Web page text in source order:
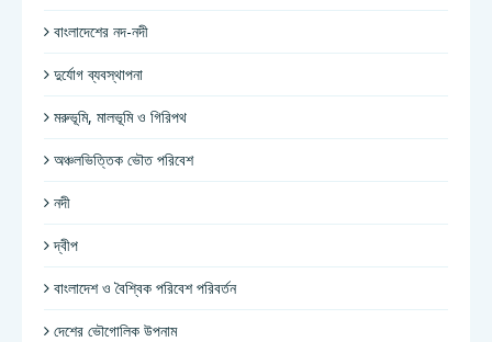
বাংলাদেশের নদ-নদী
দুর্যোগ ব্যবস্থাপনা
মরুভূমি, মালভূমি ও গিরিপথ
অঞ্চলভিত্তিক ভৌত পরিবেশ
নদী
দ্বীপ
বাংলাদেশ ও বৈশ্বিক পরিবেশ পরিবর্তন
দেশের ভৌগোলিক উপনাম